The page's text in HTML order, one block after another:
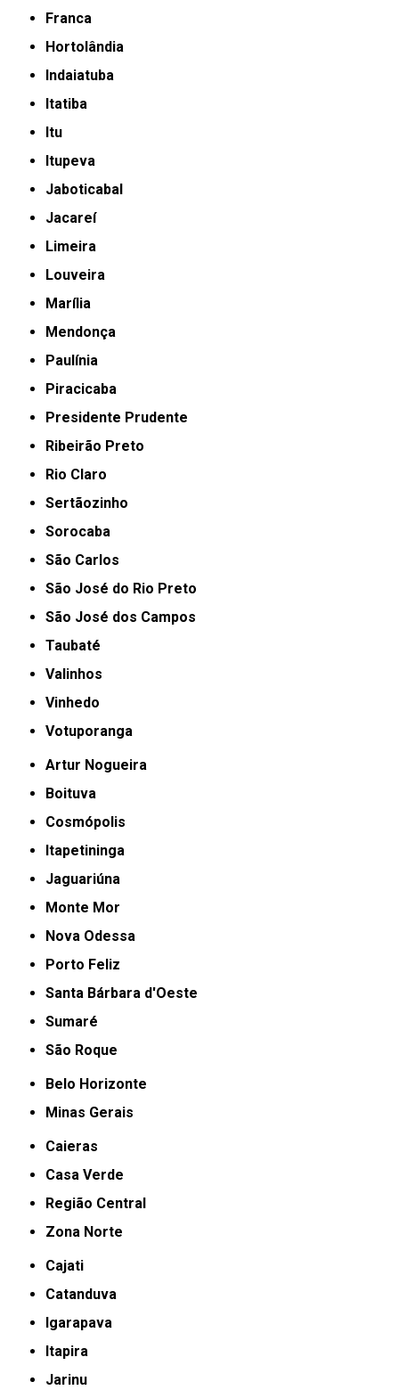
Franca
Hortolândia
Indaiatuba
Itatiba
Itu
Itupeva
Jaboticabal
Jacareí
Limeira
Louveira
Marília
Mendonça
Paulínia
Piracicaba
Presidente Prudente
Ribeirão Preto
Rio Claro
Sertãozinho
Sorocaba
São Carlos
São José do Rio Preto
São José dos Campos
Taubaté
Valinhos
Vinhedo
Votuporanga
Artur Nogueira
Boituva
Cosmópolis
Itapetininga
Jaguariúna
Monte Mor
Nova Odessa
Porto Feliz
Santa Bárbara d'Oeste
Sumaré
São Roque
Belo Horizonte
Minas Gerais
Caieras
Casa Verde
Região Central
Zona Norte
Cajati
Catanduva
Igarapava
Itapira
Jarinu